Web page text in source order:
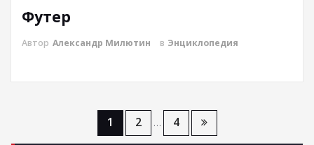
Футер
Автор Александр Милютин в Энциклопедия
Навигация
1 2 … 4